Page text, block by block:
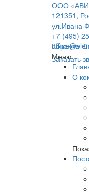
ООО
121351,
ул.Ивана
+7 (495)
Заказать
Корзина0
Меню
О